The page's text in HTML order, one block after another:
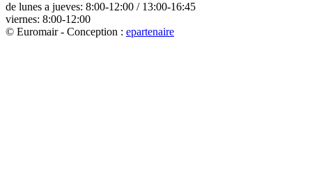
de lunes a jueves: 8:00-12:00 / 13:00-16:45
viernes: 8:00-12:00
© Euromair - Conception : epartenaire